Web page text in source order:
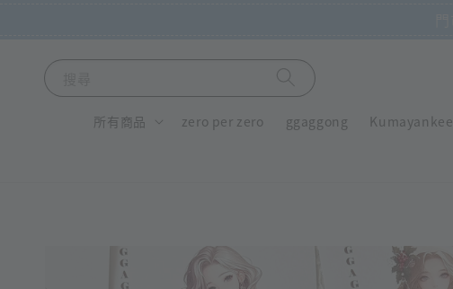
所有商品 zero per zero ggaggong Kumayankee